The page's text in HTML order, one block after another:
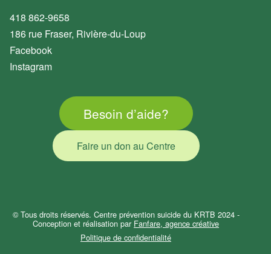
418 862-9658
186 rue Fraser, Rivière-du-Loup
Facebook
Instagram
Besoin d’aide?
Faire un don au Centre
© Tous droits réservés. Centre prévention suicide du KRTB 2024 -
Conception et réalisation par Fanfare, agence créative
Politique de confidentialité